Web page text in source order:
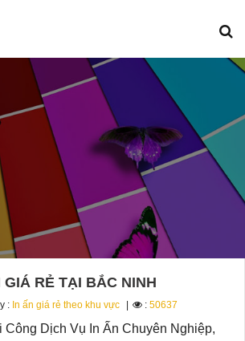
GIÁ RẺ TẠI BẮC NINH
: In ấn giá rẻ theo khu vực : 50637
Công Dịch Vụ In Ấn Chuyên Nghiệp,